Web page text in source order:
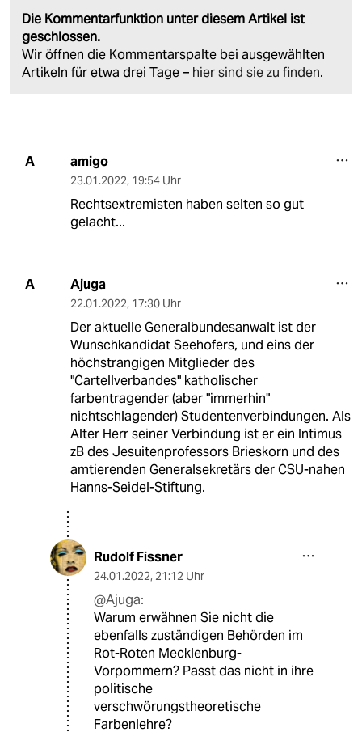
Die Kommentarfunktion unter diesem Artikel ist
geschlossen.
Wir öffnen die Kommentarspalte bei ausgewählten
Artikeln für etwa drei Tage – hier sind sie zu finden.
A amigo
23.01.2022, 19:54 Uhr
Rechtsextremisten haben selten so gut
gelacht...
A Ajuga
22.01.2022, 17:30 Uhr
Der aktuelle Generalbundesanwalt ist der
Wunschkandidat Seehofers, und eins der
höchstrangigen Mitglieder des
"Cartellverbandes" katholischer
farbentragender (aber "immerhin"
nichtschlagender) Studentenverbindungen. Als
Alter Herr seiner Verbindung ist er ein Intimus
zB des Jesuitenprofessors Brieskorn und des
amtierenden Generalsekretärs der CSU-nahen
Hanns-Seidel-Stiftung.
Rudolf Fissner
24.01.2022, 21:12 Uhr
@Ajuga:
Warum erwähnen Sie nicht die
ebenfalls zuständigen Behörden im
Rot-Roten Mecklenburg-
Vorpommern? Passt das nicht in ihre
politische
verschwörungstheoretische
Farbenlehre?